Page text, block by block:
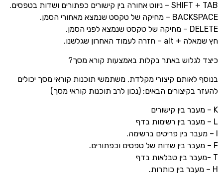
SHIFT + TAB – ניווט אחורה בין קישורים כפתורים ושדות בטפסים.
BACKSPACE – מחיקה של טקסט שנמצא מאחורי הסמן.
DELETE – מחיקה של טקסט שנמצא לפני הסמן.
חץ שמאלה + alt – חזרה לעמוד האחרון שגלשנו.
כיצד לגלוש באתר בקלות באמצעות קורא מסך?
בנוסף לאותם קיצורי מקלדת, משתמשי תוכנות קוראי מסך יכולים
להעזר בקיצורים הבאים: (נכון לרב תוכנות קוראי מסך)
K – מעבר בין קישורים
L – מעבר בין רשימות בדף
F – מעבר בין שדות של טפסים וכפתורים.
T -מעבר בין טבלאות בדף
H – מעבר בין כותרות.